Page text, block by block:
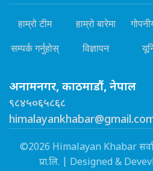
हाम्रो टीम हाम्रो बारेमा
सम्पर्क गर्नुहोस् विज्ञापन
अनामनगर, काठमाडौं, नेपाल
९८४५०६५८६८
©2026 Himalayan Khabar
प्रा.लि. | Designed &